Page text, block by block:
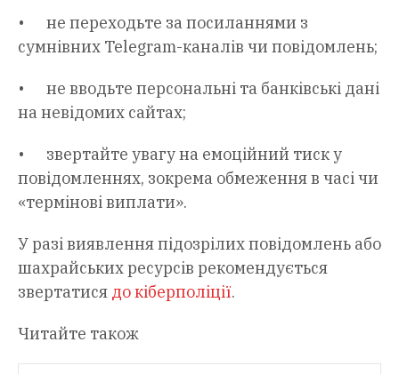
• не переходьте за посиланнями з
сумнівних Telegram-каналів чи повідомлень;
• не вводьте персональні та банківські дані
на невідомих сайтах;
• звертайте увагу на емоційний тиск у
повідомленнях, зокрема обмеження в часі чи
«термінові виплати».
У разі виявлення підозрілих повідомлень або
шахрайських ресурсів рекомендується
звертатися до кіберполіції.
Читайте також